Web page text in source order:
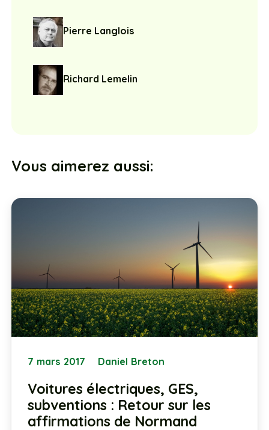
Pierre Langlois
Richard Lemelin
Vous aimerez aussi:
7 mars 2017 Daniel Breton
Voitures électriques, GES,
subventions : Retour sur les
affirmations de Normand